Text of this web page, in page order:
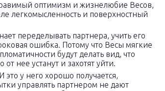
оптимизм и жизнелюбие Весов,
легкомысленность и поверхностный
переделывать партнера, учить его
ошибка. Потому что Весы мягкие
будут делать вид, что
нее устанут и захотят уйти.
у него хорошо получается,
управлять партнером не дают